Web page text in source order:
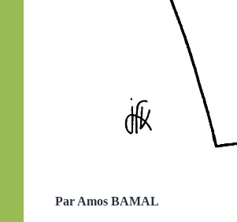
Par Amos BAMAL